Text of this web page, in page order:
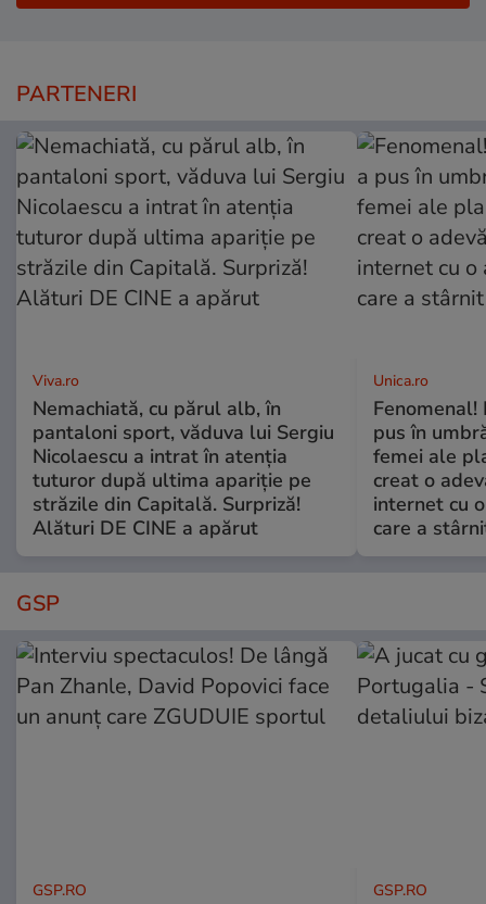
PARTENERI
Viva.ro
Nemachiată, cu părul alb, în
pantaloni sport, văduva lui Sergiu
Nicolaescu a intrat în atenția
tuturor după ultima apariție pe
străzile din Capitală. Surpriză!
Alături DE CINE a apărut
Unica.ro
pus în
femei ale
creat o
internet cu
care a
GSP
GSP.RO GSP.RO